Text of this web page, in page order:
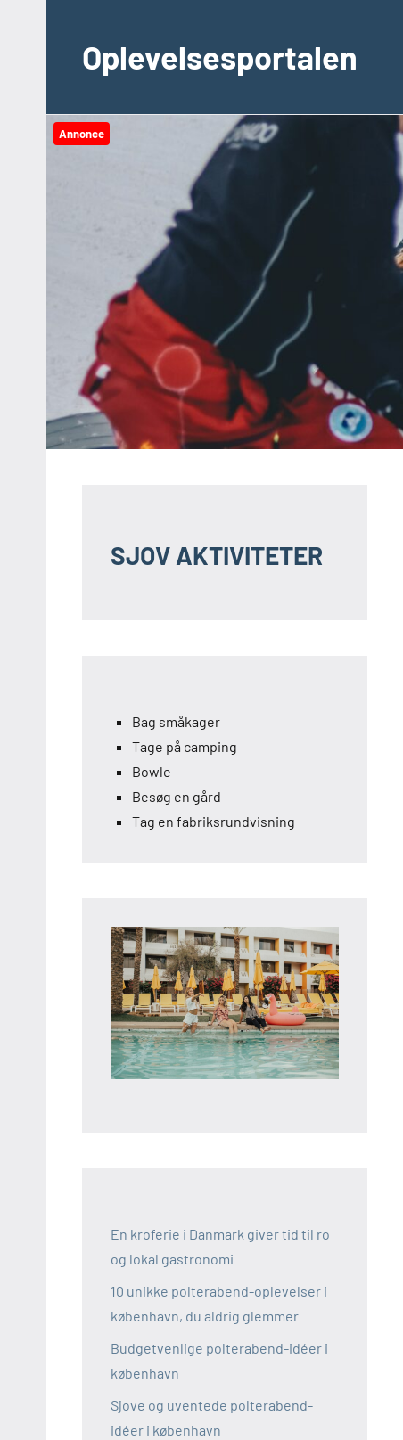
indholdOplevelsesportalen
Annonce
SJOV AKTIVITETER
Bag småkager
Tage på camping
Bowle
Besøg en gård
Tag en fabriksrundvisning
En kroferie i Danmark giver tid til ro
og lokal gastronomi
10 unikke polterabend-oplevelser i
københavn, du aldrig glemmer
Budgetvenlige polterabend-idéer i
københavn
Sjove og uventede polterabend-
idéer i københavn